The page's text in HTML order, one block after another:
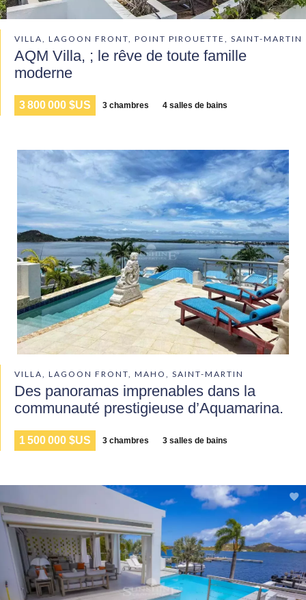
VILLA, LAGOON FRONT, POINT PIROUETTE, SAINT-MARTIN
AQM Villa, ; le rêve de toute famille
moderne
3 800 000 $US 3 chambres 4 salles de bains
VILLA, LAGOON FRONT, MAHO, SAINT-MARTIN
Des panoramas imprenables dans la
communauté prestigieuse d’Aquamarina.
1 500 000 $US 3 chambres 3 salles de bains